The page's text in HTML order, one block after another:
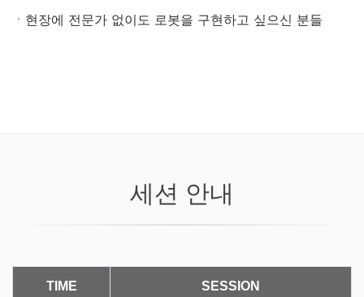
ㆍ현장에 전문가 없이도 로봇을 구현하고 싶으신 분들
세션 안내
TIME SESSION